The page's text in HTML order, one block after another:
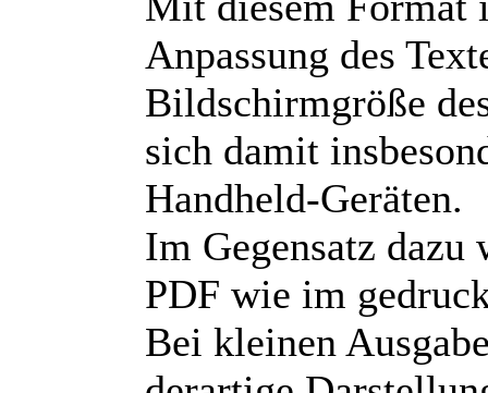
Anpassung des
Bildschirmgröße
sich damit
Handheld-Geräten.
Im Gegensatz
PDF wie im
Bei kleinen